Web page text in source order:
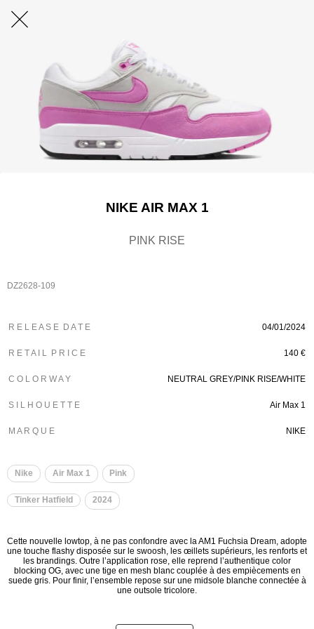
NIKE AIR MAX 1
PINK RISE
DZ2628-109
R E L E A S E D A T E 04/01/2024
R E T A I L P R I C E 140 €
C O L O R W A Y NEUTRAL GREY/PINK RISE/WHITE
S I L H O U E T T E Air Max 1
M A R Q U E NIKE
Nike Air Max 1 Pink
Tinker Hatfield 2024
Cette nouvelle lowtop, à ne pas confondre avec la AM1 Fuchsia Dream, adopte
une touche flashy disposée sur le swoosh, les œillets supérieurs, les renforts et
les brandings. Outre l’application rose, elle reprend l’authentique color
blocking OG, avec une tige en mesh blanc couplée à des empiècements en
suede gris. Pour finir, l’ensemble repose sur une midsole blanche connectée à
une outsole tricolore.